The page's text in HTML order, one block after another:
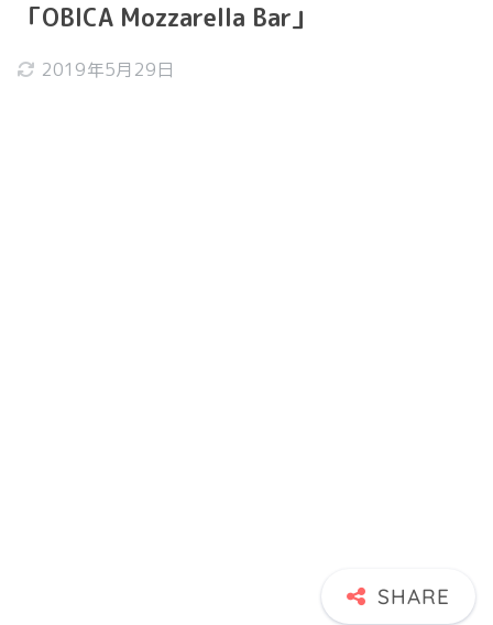
「OBICA Mozzarella Bar」
2019年5月29日